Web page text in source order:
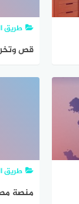
طريق
قص
طريق
منصة